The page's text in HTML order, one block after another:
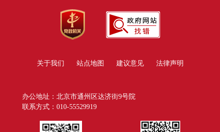
关于我们 站点地图 建议意见 法律声明
办公地址：北京市通州区达济街9号院
联系方式：010-55529919